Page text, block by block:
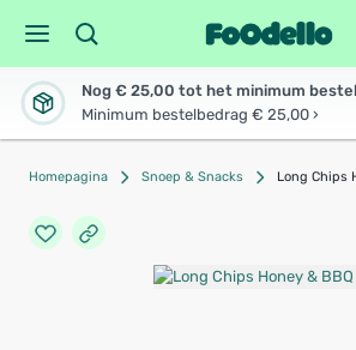
Nog € 25,00 tot het minimum
Minimum bestelbedrag € 25,00 ›
Homepagina Snoep & Snacks Long Chips